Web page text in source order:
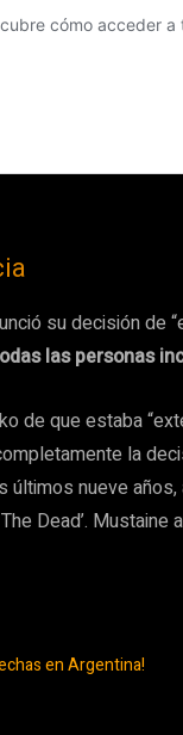
su decisión de
las personas
de que estaba
la
nueve
Dead’. Mustaine
en Argentina!